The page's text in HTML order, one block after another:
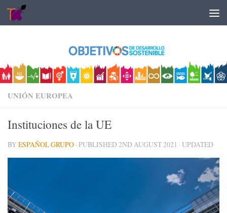
Skip to content
UNIÓN EUROPEA
Instituciones de la UE
BYESPAÑOL GRUPO · PUBLISHED2ND AUGUST 2021 · UPDATED